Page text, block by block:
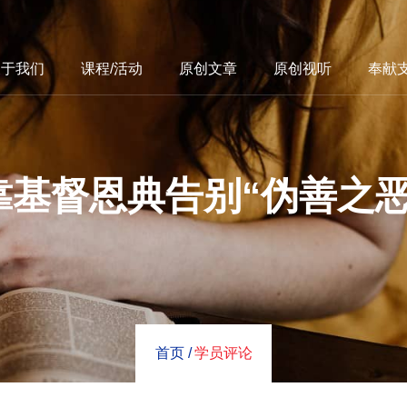
我们 课程/活动 原创文章 原创视听 奉献
基督恩典告别“伪善之
首页 / 学员评论